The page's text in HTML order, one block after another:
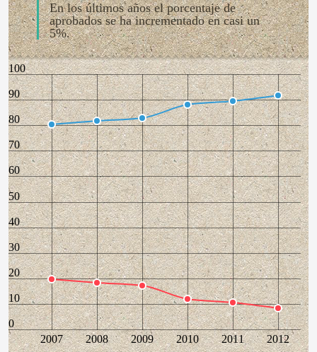
En los últimos años el porcentaje de
aprobados se ha incrementado en casi un
5%.
0
10
20
30
40
50
60
70
80
90
100
2007 2008 2009 2010 2011
2012